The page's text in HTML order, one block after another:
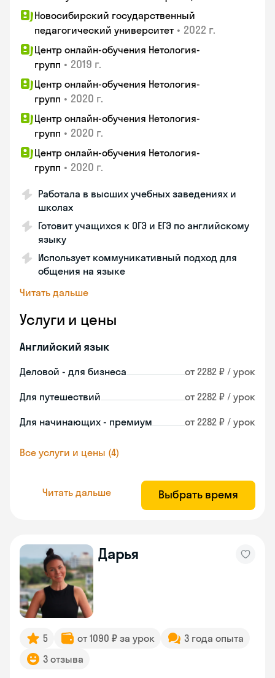
Новосибирский государственный
педагогический университет • 2022 г.
Центр онлайн-обучения Нетология-
групп • 2019 г.
Центр онлайн-обучения Нетология-
групп • 2020 г.
Центр онлайн-обучения Нетология-
групп • 2020 г.
Центр онлайн-обучения Нетология-
групп • 2020 г.
Работала в высших учебных заведениях и
школах
Готовит учащихся к ОГЭ и ЕГЭ по английскому
языку
Использует коммуникативный подход для
общения на языке
Читать дальше
Услуги и цены
Английский язык
Деловой - для бизнеса от 2282 ₽ / урок
Для путешествий от 2282 ₽ / урок
Для начинающих - премиум от 2282 ₽ / урок
Все услуги и цены (4)
Читать дальше Выбрать время
Дарья
5 от 1090 ₽ за урок
3 года опыта
3 отзыва